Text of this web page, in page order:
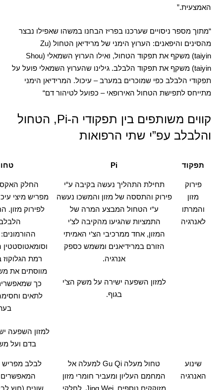
האמצעית.”
“מתוך מספר ניסויים שערכנו בפריז הבחנו במשהו שאפילו נבצר
מהסינים והיפאנים: הערוץ הימני של מרידיאן הטחול (Zu
taiyin) משקף את תפקוד הטחול, ואילו הערוץ השמאלי
(Shou
taiyin) משקף את תפקוד הלבלב.גילינו שהערוץ השמאלי פועל על
תפקודי הלבלב כפי שמוכרים במערב– עיכול. המרידיאן הימני
מתייחס לתפישת הטחול האירופאי– כפועל לטיהור דם“
קווים משותפים בין תפקודי ה-Pi, הטחול
והלבלב עפ”י שתי הרפואות
תפקוד Pi
פירוק
מזון
והמרתו
לאנרגיה
תחילת התהליך נעשה בקיבה ע“י
פירוק והתססה של מזון והמשכו נעשה
ע“י הטחול המבצע המרה של
התמציות שהגיעו מהקיבה לצ‘י
המזון,אחד ממרכיבי הצ‘י האמיתי
הזורם במרידיאנים ומשמש כספק
אנרגיה.
למזון השפעה ישירה על משק הצ‘י
בגוף.
החלק
מפריש מיצי
לפירוק מזון.
ההורמונים
רמת
מווסתים את
כך
לתאים
למזון השפעה
בדם ועל
שינוע
האנרגיה
טחול מעלה Gu Qi למעלה אל
המחמם העליון ומעביר חומרי מזון
מזוקקים נוספים , Jing Wei, לחלקי
לבלב מפריש
המאפשרים
שונים (חוץ